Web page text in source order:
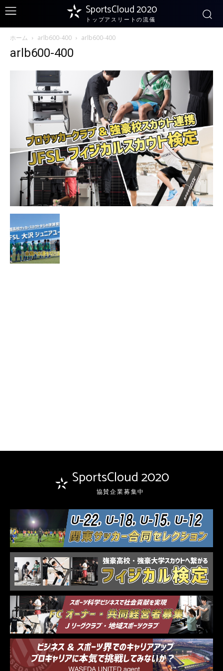
SportsCloud 2020
トップアスリートの流儀
ホーム arlb600-400 arlb600-400
arlb600-400
SportsCloud 2020
協賛企業募集中